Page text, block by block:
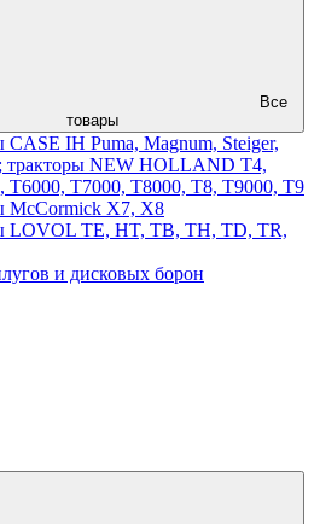
Все
товары
CASE IH Puma, Magnum, Steiger,
тракторы NEW HOLLAND T4,
T6000, T7000, T8000, T8, T9000, T9
McCormick X7, X8
LOVOL TE, HT, TB, TH, TD, TR,
и дисковых борон